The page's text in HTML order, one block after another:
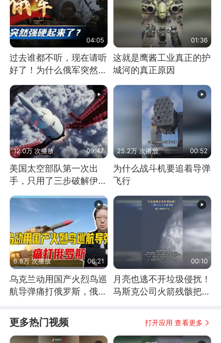
04:05
过去谁都不听，现在请听
好了！为什么俄军突然强
硬起来了？
01:36
这就是鹰酱工业真正的护
城河的真正原因
12.0万 次播放 09:47
美国太空部队第一次出
手，只用了三步破解伊朗
25.2万 次播放 00:52
为什么战斗机要追着导弹
飞行
6.8万 次播放 06:21
乌克兰动用国产火烈鸟巡
航导弹痛打俄罗斯，俄军
00:10
月亮也逃不开垃圾侵扰！
马斯克公司火箭残骸把月
更多热门视频 打开应用 查看更多